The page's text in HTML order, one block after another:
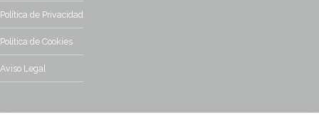
Política de Privacidad
Política de Cookies
Aviso Legal